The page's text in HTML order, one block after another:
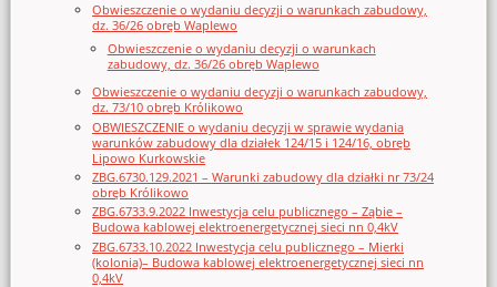
Obwieszczenie o wydaniu decyzji o warunkach zabudowy,
dz. 36/26 obręb Waplewo
Obwieszczenie o wydaniu decyzji o warunkach
zabudowy, dz. 36/26 obręb Waplewo
Obwieszczenie o wydaniu decyzji o warunkach zabudowy,
dz. 73/10 obręb Królikowo
OBWIESZCZENIE o wydaniu decyzji w sprawie wydania
warunków zabudowy dla działek 124/15 i 124/16, obręb
Lipowo Kurkowskie
ZBG.6730.129.2021 – Warunki zabudowy dla działki nr 73/24
obręb Królikowo
ZBG.6733.9.2022 Inwestycja celu publicznego – Ząbie –
Budowa kablowej elektroenergetycznej sieci nn 0,4kV
ZBG.6733.10.2022 Inwestycja celu publicznego – Mierki
(kolonia)– Budowa kablowej elektroenergetycznej sieci nn
0,4kV